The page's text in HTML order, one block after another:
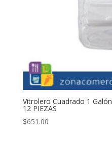
Vitrolero Cuadrado 1
12 PIEZAS
$651.00